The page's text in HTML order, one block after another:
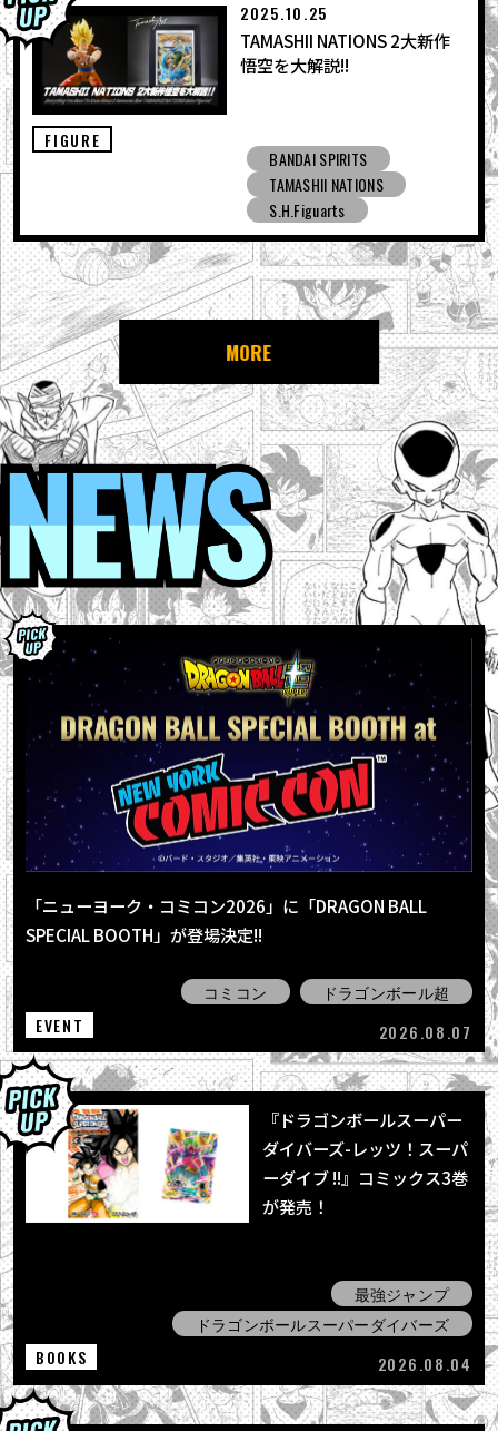
FIGURE
2025.10.25
TAMASHII NATIONS 2大新作
悟空を大解説!!
BANDAI SPIRITS
TAMASHII NATIONS
S.H.Figuarts
MORE
NEWS
「ニューヨーク・コミコン2026」に「DRAGON BALL
SPECIAL BOOTH」が登場決定!!
コミコン
ドラゴンボール超
EVENT
2026.08.07
『ドラゴンボールスーパー
ダイバーズ-レッツ！スーパ
ーダイブ !!』コミックス3巻
が発売！
最強ジャンプ
ドラゴンボールスーパーダイバーズ
BOOKS
2026.08.04